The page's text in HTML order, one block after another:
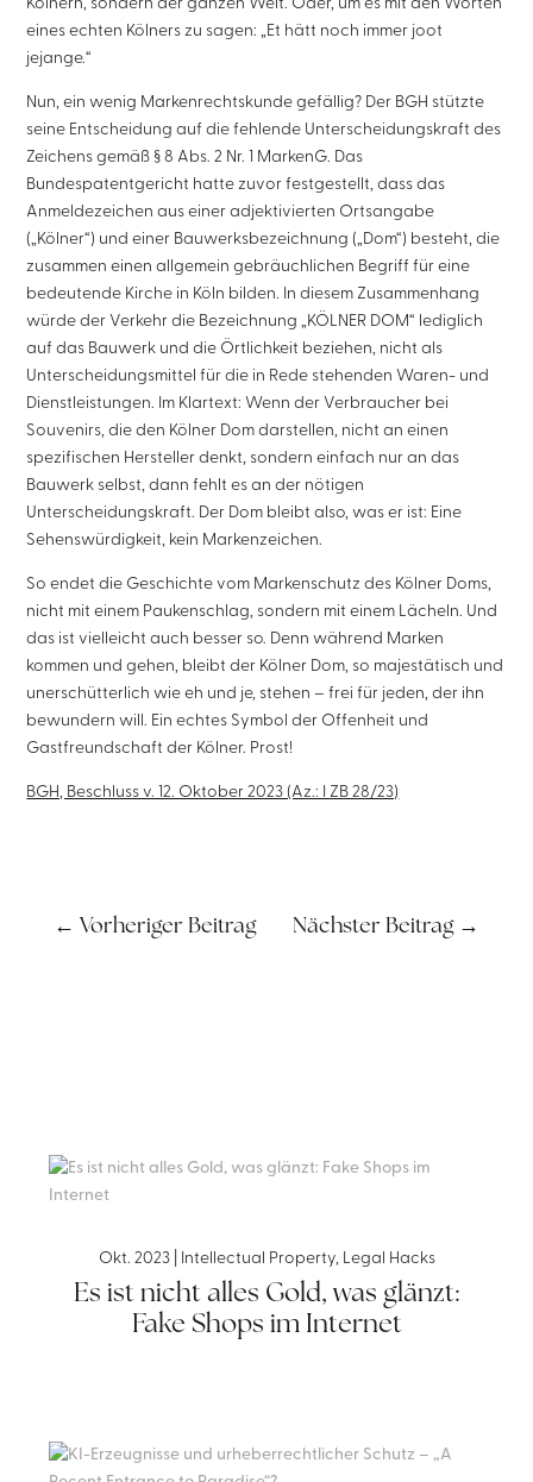
Kölnern, sondern der ganzen Welt. Oder, um es mit den Worten
eines echten Kölners zu sagen: „Et hätt noch immer joot
jejange.“
Nun, ein wenig Markenrechtskunde gefällig? Der BGH stützte
seine Entscheidung auf die fehlende Unterscheidungskraft des
Zeichens gemäß § 8 Abs. 2 Nr. 1 MarkenG. Das
Bundespatentgericht hatte zuvor festgestellt, dass das
Anmeldezeichen aus einer adjektivierten Ortsangabe
(„Kölner“) und einer Bauwerksbezeichnung („Dom“) besteht, die
zusammen einen allgemein gebräuchlichen Begriff für eine
bedeutende Kirche in Köln bilden. In diesem Zusammenhang
würde der Verkehr die Bezeichnung „KÖLNER DOM“ lediglich
auf das Bauwerk und die Örtlichkeit beziehen, nicht als
Unterscheidungsmittel für die in Rede stehenden Waren- und
Dienstleistungen. Im Klartext: Wenn der Verbraucher bei
Souvenirs, die den Kölner Dom darstellen, nicht an einen
spezifischen Hersteller denkt, sondern einfach nur an das
Bauwerk selbst, dann fehlt es an der nötigen
Unterscheidungskraft. Der Dom bleibt also, was er ist: Eine
Sehenswürdigkeit, kein Markenzeichen.
So endet die Geschichte vom Markenschutz des Kölner Doms,
nicht mit einem Paukenschlag, sondern mit einem Lächeln. Und
das ist vielleicht auch besser so. Denn während Marken
kommen und gehen, bleibt der Kölner Dom, so majestätisch und
unerschütterlich wie eh und je, stehen – frei für jeden, der ihn
bewundern will. Ein echtes Symbol der Offenheit und
Gastfreundschaft der Kölner. Prost!
BGH, Beschluss v. 12. Oktober 2023 (Az.: I ZB 28/23)
← Vorheriger Beitrag Nächster Beitrag→
Es ist nicht alles Gold, was glänzt:
Fake Shops im Internet
Okt. 2023| Intellectual Property, Legal Hacks